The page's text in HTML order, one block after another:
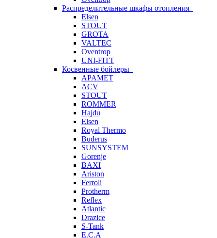
Распределительные шкафы отопления
Elsen
STOUT
GROTA
VALTEC
Oventrop
UNI-FITT
Косвенные бойлеры
APAMET
ACV
STOUT
ROMMER
Hajdu
Elsen
Royal Thermo
Buderus
SUNSYSTEM
Gorenje
BAXI
Ariston
Ferroli
Protherm
Reflex
Atlantic
Drazice
S-Tank
E.C.A